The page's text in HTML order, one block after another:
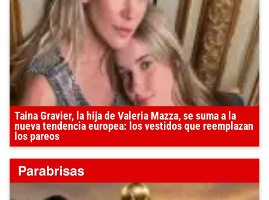
Taina Gravier, la hija de Valeria Mazza, se suma a la
nueva tendencia europea: los vestidos que reemplazan
los pareos